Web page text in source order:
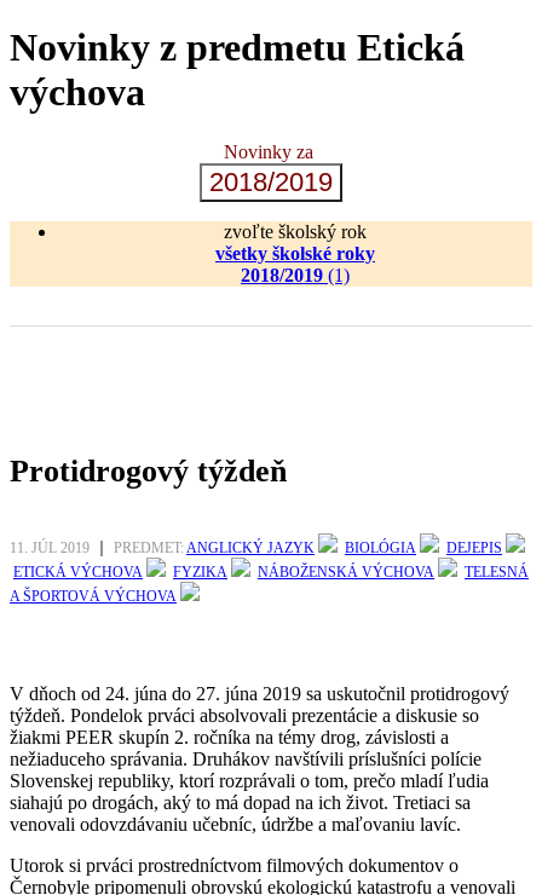
Novinky z predmetu Etická
výchova
Novinky za
2018/2019
zvoľte školský rok
všetky školské roky
2018/2019 (1)
Protidrogový týždeň
11. JÚL 2019 PREDMET: ANGLICKÝ JAZYK BIOLÓGIA
DEJEPIS
ETICKÁ VÝCHOVA
FYZIKA NÁBOŽENSKÁ VÝCHOVA
TELESNÁ
A ŠPORTOVÁ VÝCHOVA
V dňoch od 24. júna do 27. júna 2019 sa uskutočnil protidrogový
týždeň. Pondelok prváci absolvovali prezentácie a diskusie so
žiakmi PEER skupín 2. ročníka na témy drog, závislosti a
nežiaduceho správania. Druhákov navštívili príslušníci polície
Slovenskej republiky, ktorí rozprávali o tom, prečo mladí ľudia
siahajú po drogách, aký to má dopad na ich život. Tretiaci sa
venovali odovzdávaniu učebníc, údržbe a maľovaniu lavíc.
Utorok si prváci prostredníctvom filmových dokumentov o
Černobyle pripomenuli obrovskú ekologickú katastrofu a venovali